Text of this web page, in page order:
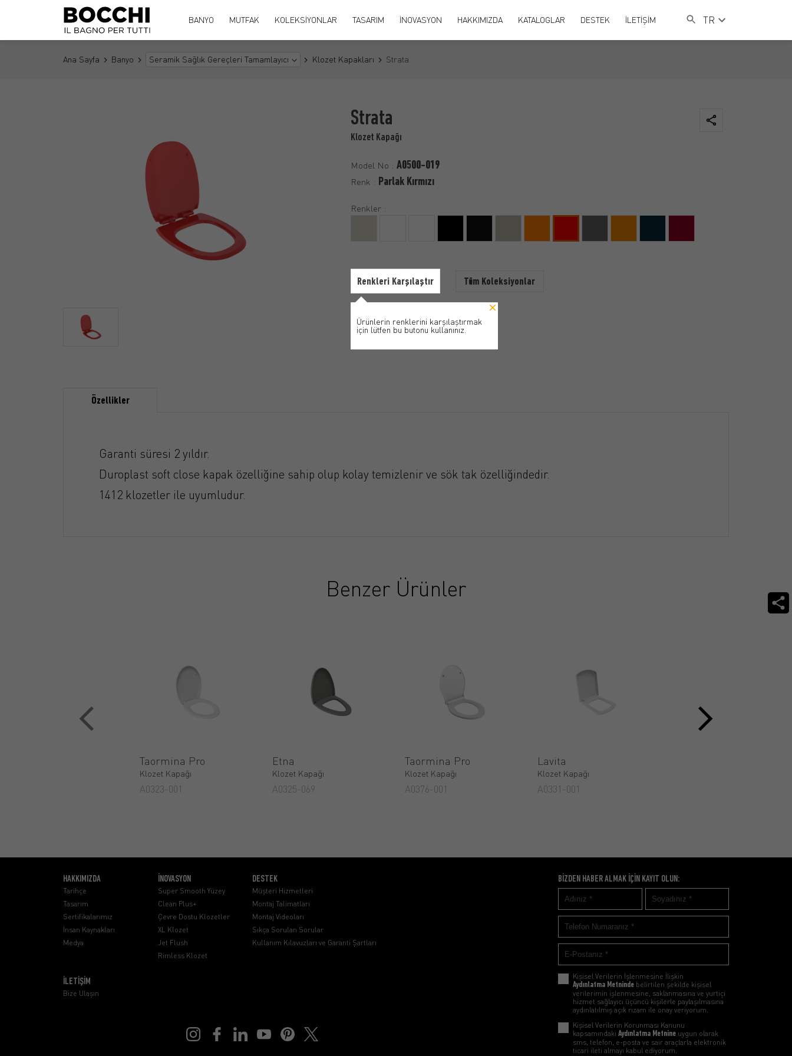
BANYO MUTFAK KOLEKSİYONLAR TASARIM İNOVASYON HAKKIMIZDA KATALOGLAR DESTEK İLETİŞİM TR
Ana Sayfa Banyo Seramik Sağlık Gereçleri Tamamlayıcı Klozet Kapakları Strata
Strata
Klozet Kapağı
Model No : A0500-019
Renk : Parlak Kırmızı
Renkler :
Renkleri Karşılaştır Tüm Koleksiyonlar
Ürünlerin renklerini karşılaştırmak
için lütfen bu butonu kullanınız.
Özellikler
Garanti süresi 2 yıldır.
Duroplast soft close kapak özelliğine sahip olup kolay temizlenir ve sök tak özelliğindedir.
1412 klozetler ile uyumludur.
Benzer Ürünler
Taormina Pro
Klozet Kapağı
A0323-001
Etna
Klozet Kapağı
A0325-069
Taormina Pro
Klozet Kapağı
A0376-001
Lavita
Klozet Kapağı
A0331-001
HAKKIMIZDA
Tarihçe
Tasarım
Sertifikalarımız
İnsan Kaynakları
Medya
İNOVASYON
Super Smooth Yüzey
Clean Plus+
Çevre Dostu Klozetler
XL Klozet
Jet Flush
Rimless Klozet
DESTEK
Müşteri Hizmetleri
Montaj Talimatları
Montaj Videoları
Sıkça Sorulan Sorular
Kullanım Kılavuzları ve Garanti Şartları
İLETİŞİM
Bize Ulaşın
BİZDEN HABER ALMAK İÇİN KAYIT OLUN:
Kişisel Verilerin İşlenmesine İlişkin
Aydınlatma Metninde belirtilen şekilde kişisel
verilerimin işlenmesine, saklanmasına ve yurtiçi
hizmet sağlayıcı üçüncü kişilerle paylaşılmasına
aydınlatılmış açık rızam ile onay veriyorum.
Kişisel Verilerin Korunması Kanunu
kapsamındaki Aydınlatma Metnine uygun olarak
sms, telefon, e-posta ve sair araçlarla elektronik
ticari ileti almayı kabul ediyorum.